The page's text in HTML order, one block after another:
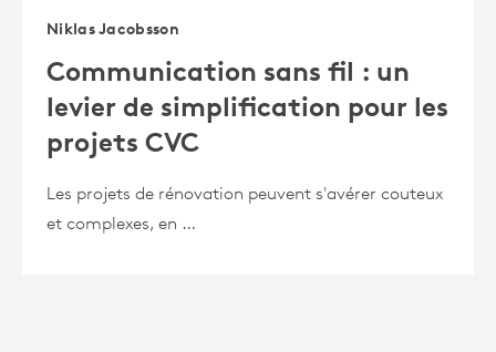
Niklas Jacobsson
Communication sans fil : un
levier de simplification pour les
projets CVC
Les projets de rénovation peuvent s'avérer couteux
et complexes, en …